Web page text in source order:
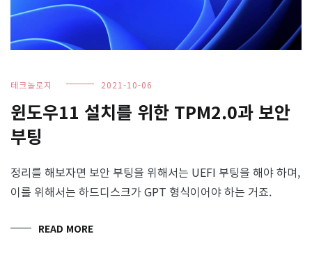
테크놀로지 2021-10-06
윈도우11 설치를 위한 TPM2.0과 보안
부팅
정리를 해보자면 보안 부팅을 위해서는 UEFI 부팅을 해야 하며,
이를 위해서는 하드디스크가 GPT 형식이어야 하는 거죠.
READ MORE